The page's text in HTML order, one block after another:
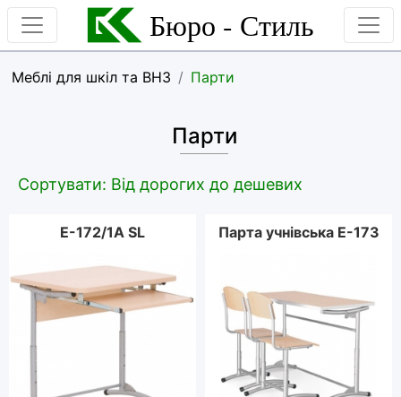
Бюро - Стиль
Меблі для шкіл та ВНЗ Парти
Парти
Сортувати: Від дорогих до дешевих
E-172/1A SL Парта учнівська Е-173